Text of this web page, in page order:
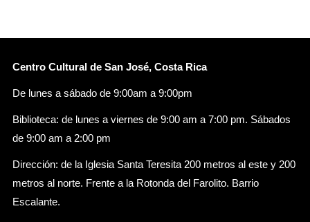
Centro Cultural de San José, Costa Rica
De lunes a sábado de 9:00am a 9:00pm
Biblioteca: de lunes a viernes de 9:00 am a 7:00 pm. Sábados
de 9:00 am a 2:00 pm
Dirección: de la Iglesia Santa Teresita 200 metros al este y 200
metros al norte. Frente a la Rotonda del Farolito. Barrio
Escalante.